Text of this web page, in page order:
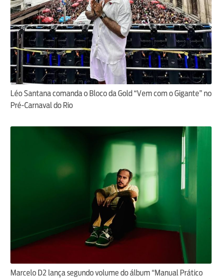
Léo Santana comanda o Bloco da Gold “Vem com o Gigante” no
Pré-Carnaval do Rio
Marcelo D2 lança segundo volume do álbum “Manual Prático